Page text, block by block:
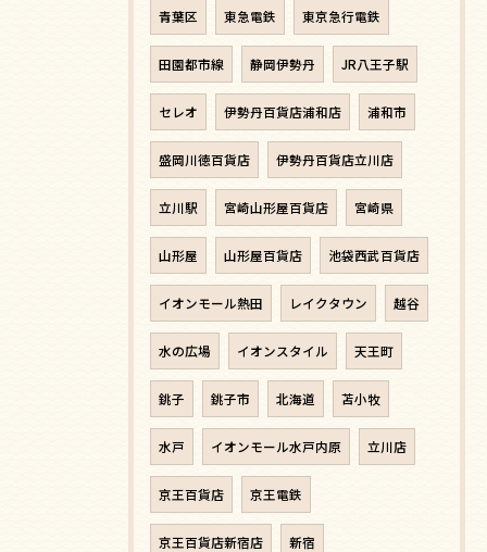
青葉区 東急電鉄 東京急行電鉄
田園都市線 静岡伊勢丹 JR八王子駅
セレオ 伊勢丹百貨店浦和店 浦和市
盛岡川徳百貨店 伊勢丹百貨店立川店
立川駅 宮崎山形屋百貨店 宮崎県
山形屋 山形屋百貨店 池袋西武百貨店
イオンモール熱田 レイクタウン 越谷
水の広場 イオンスタイル 天王町
銚子 銚子市 北海道 苫小牧
水戸 イオンモール水戸内原 立川店
京王百貨店 京王電鉄
京王百貨店新宿店 新宿